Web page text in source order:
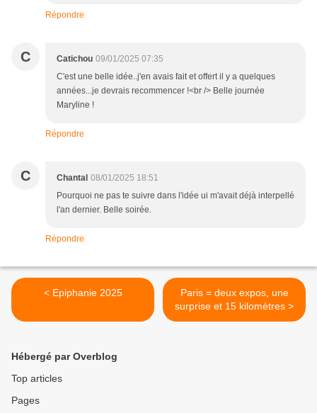
Répondre
C Catichou 09/01/2025 07:35
C'est une belle idée..j'en avais fait et offert il y a quelques
années...je devrais recommencer !<br /> Belle journée
Maryline !
Répondre
C Chantal 08/01/2025 18:51
Pourquoi ne pas te suivre dans l'idée ui m'avait déjà interpellé
l'an dernier. Belle soirée.
Répondre
< Epiphanie 2025
Paris = deux expos, une
surprise et 15 kilomètres >
Hébergé par Overblog
Top articles
Pages